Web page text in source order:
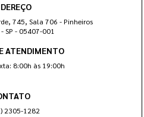
745, Sala 706 - Pinheiros
SP - 05407-001
ATENDIMENTO
8:00h às 19:00h
2305-1282